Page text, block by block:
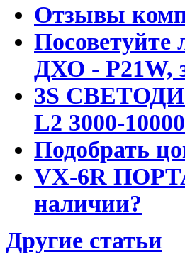
Отзывы
ДХО - P21W,
3S
L2 3000-
Подобрать
VX-6R
наличии?
Другие статьи